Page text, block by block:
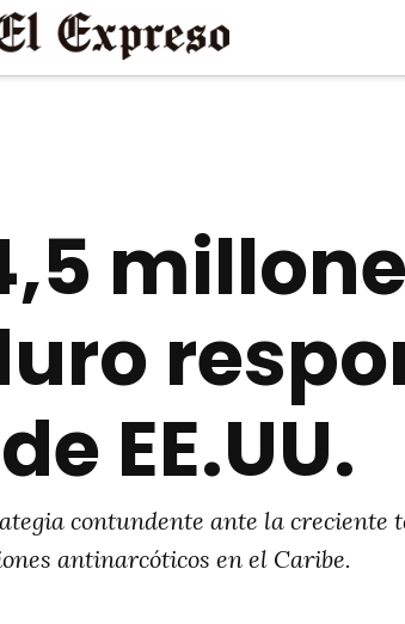
EE.UU.
contundente ante la creciente
antinarcóticos en el Caribe.